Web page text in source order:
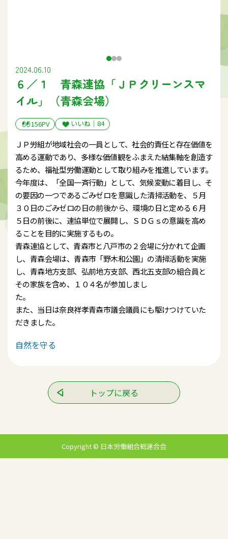
2024.06.10
６／１ 青森連協「ＪＰクリーンスマ
イル」（青森会場）
156PV いいね｜ 84
ＪＰ労組が地域社会の一員として、社会的責任と存在価値を
高める運動であり、多様な価値観をふまえた結集軸を創造す
るため、福祉型労働運動として取り組みを推進しています。
今年度は、「全国一斉行動」として、気候変動に着目し、そ
の要因の一つであるごみゼロを意識した清掃活動を、５月
３０日のごみゼロの日の前後から、環境の日と定める６月
５日の前後に、連協単位で展開し、ＳＤＧｓの意識を高め
ることを目的に実施するもの。
青森連協として、青森市と八戸市の２会場に分かれて企画
し、青森会場は、青森市「野木和公園」の清掃活動を実施
し、青森地方支部、弘前地方支部、西北五支部の組合員と
その家族を含め、１０４名が参加しまし
た
また、当日は奈良祥孝青森市議会議員にも駆けつけていた
だきました。
自然を守る
トップに戻る
Copyright © 日本労働組合総連合会